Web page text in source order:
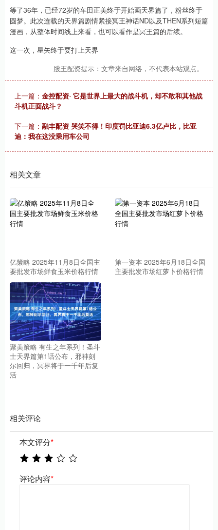
等了36年，已经72岁的车田正美终于开始画天界篇了，粉丝终于
圆梦。此次连载的天界篇剧情紧接冥王神话ND以及THEN系列短篇
漫画，从整体时间线上来看，也可以看作是冥王篇的后续。
这一次，星矢终于要打上天界
股王配资提示：文章来自网络，不代表本站观点。
上一篇： 金控配资· 它是世界上最大的战斗机，却不敢和其他战
斗机正面战斗？
下一篇： 融丰配资 哭笑不得！印度罚比亚迪6.3亿卢比，比亚
迪：我在这没乘用车公司
相关文章
亿策略 2025年11月8日全国主
要批发市场鲜食玉米价格行情
第一资本 2025年6月18日全国
主要批发市场红萝卜价格行情
聚美策略 有生之年系列！圣斗
士天界篇第1话公布，邪神刻
尔回归，冥界将于一千年后复
活
相关评论
本文评分*
评论内容*